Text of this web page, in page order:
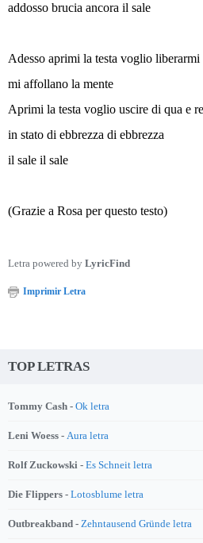
addosso brucia ancora il sale
Adesso aprimi la testa voglio
mi affollano la mente
Aprimi la testa voglio uscire di qua e
in stato di ebbrezza di ebbrezza
il sale il sale
(Grazie a Rosa per questo testo)
Letra powered by LyricFind
Imprimir Letra
TOP LETRAS
Tommy Cash - Ok letra
Leni Woess - Aura letra
Rolf Zuckowski - Es Schneit letra
Die Flippers - Lotosblume letra
Outbreakband - Zehntausend Gründe letra